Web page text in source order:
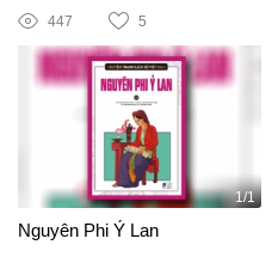
447 5
1/1
Nguyên Phi Ỷ Lan